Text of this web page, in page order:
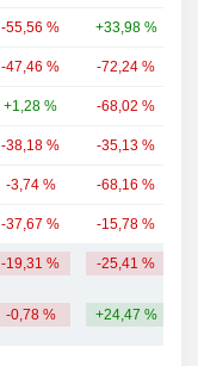
-55,56 % +33,98 %
-47,46 % -72,24 %
+1,28 % -68,02 %
-38,18 % -35,13 %
-3,74 % -68,16 %
-37,67 % -15,78 %
-19,31 % -25,41 %
-0,78 % +24,47 %